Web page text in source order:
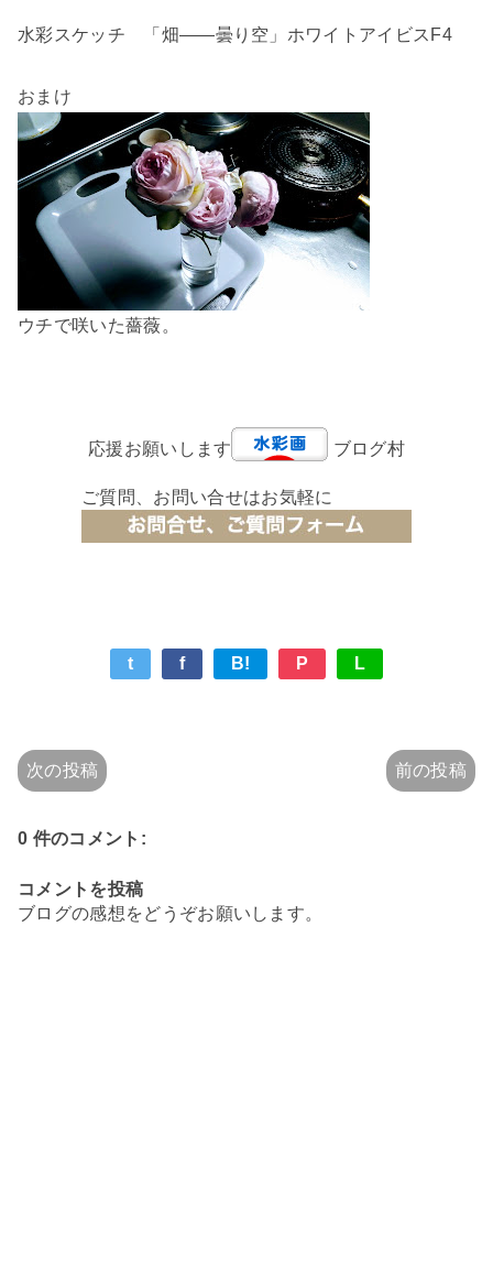
水彩スケッチ 「畑——曇り空」ホワイトアイビスF4
おまけ
ウチで咲いた薔薇。
応援お願いします ブログ村
ご質問、お問い合せはお気軽に
t f B! P L
次の投稿 前の投稿
0 件のコメント:
コメントを投稿
ブログの感想をどうぞお願いします。